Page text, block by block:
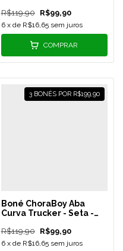
R$119,90 R$99,90
6 x de R$16,65 sem juros
COMPRAR
3 BONÉS POR R$199,90
Boné ChoraBoy Aba
Curva Trucker - Seta -
Bandeira/Amarelo - REF
17
R$119,90 R$99,90
6 x de R$16,65 sem juros